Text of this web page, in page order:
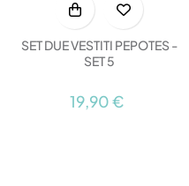
SET DUE VESTITI PEPOTES -
SET 5
19,90 €